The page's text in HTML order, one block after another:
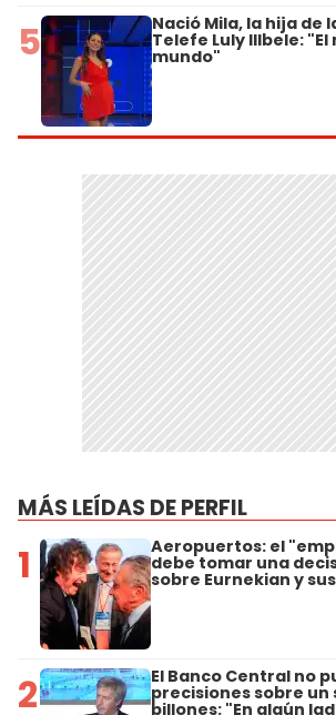
5 Nació Mila, la hija de
Telefe Luly Illbele:
mundo"
MÁS LEÍDAS DE PERFIL
1 Aeropuertos: el
debe tomar una
sobre Eurnekian y
2 El Banco Central no
precisiones sobre un
billones: "En algún